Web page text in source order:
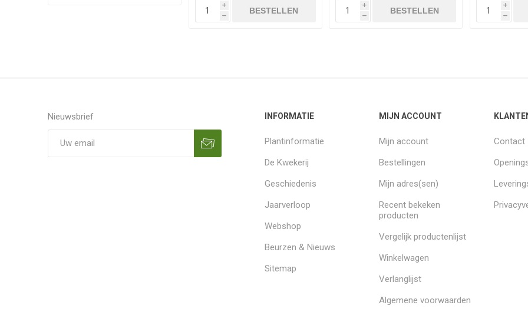
i
h
BESTELLEN
i
h
BESTELLEN
i
h
Nieuwsbrief INFORMATIE
Plantinformatie
De Kwekerij
Geschiedenis
Jaarverloop
Webshop
Beurzen & Nieuws
Sitemap
MIJN ACCOUNT
Mijn account
Bestellingen
Mijn adres(sen)
Recent bekeken
producten
Vergelijk productenlijst
Winkelwagen
Verlanglijst
Algemene voorwaarden
Contact